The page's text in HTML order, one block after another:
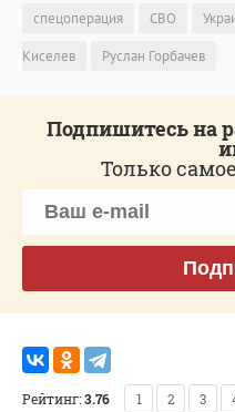
спецоперация СВО
Киселев
Руслан Горбачев
Подпишитесь на
Только
Рейтинг:3.76 1 2 3